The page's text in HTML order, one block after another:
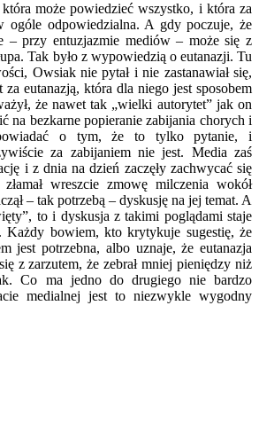
może powiedzieć wszystko, i która za
ogóle odpowiedzialna. A gdy poczuje, że
– przy entuzjazmie mediów – może się z
Tak było z wypowiedzią o eutanazji. Tu
Owsiak nie pytał i nie zastanawiał się,
za eutanazją, która dla niego jest sposobem
że nawet tak „wielki autorytet” jak on
na bezkarne popieranie zabijania chorych i
o tym, że to tylko pytanie, i
za zabijaniem nie jest. Media zaś
i z dnia na dzień zaczęły zachwycać się
wreszcie zmowę milczenia wokół
– tak potrzebą – dyskusję na jej temat. A
to i dyskusja z takimi poglądami staje
Każdy bowiem, kto krytykuje sugestię, że
jest potrzebna, albo uznaje, że eutanazja
z zarzutem, że zebrał mniej pieniędzy niż
Co ma jedno do drugiego nie bardzo
medialnej jest to niezwykle wygodny